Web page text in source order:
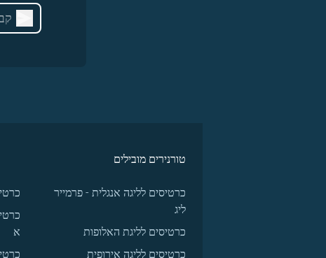
טורנירים מובילים
כרטיסים לליגה אנגלית - פרמייר
ליג
כרטיסים לליגת האלופות
כרטיסים לליגה אירופית
א